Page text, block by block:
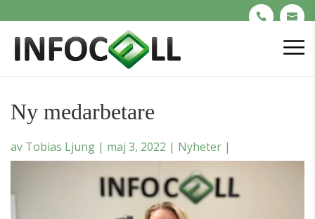
Ny medarbetare
av Tobias Ljung | maj 3, 2022 | Nyheter |